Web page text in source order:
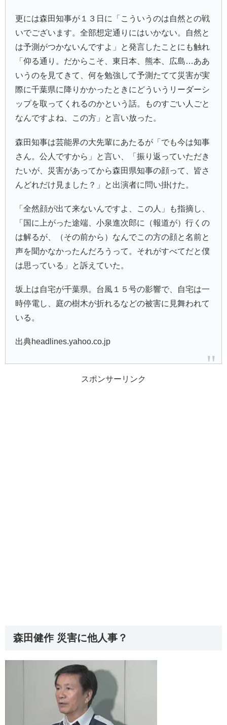
更には森田知事が１３日に「こういうのは自然との戦
いでございます。全部想定通りにはいかない。自然と
は予測がつかないんですよ」と発言したことにも触れ
「仰る通り。だからこそ、東日本、熊本、広島…ああ
いうのを見てきて、何を勉強して予測たてて災害が実
際に千葉県に降りかかったときにどういうリーダーシ
ップを取ってくれるのかという話。ものすごい人ごと
なんですよね、この方」と言い放った。
森田知事は芸能界の大先輩にあたるが「でも今は知事
さん。公人ですから」と言い、「振り返っていただき
たいが、災害があってから森田県知事の顔って、皆さ
んどれだけ見ました？」と出演者に問い掛けた。
「全然顔が出て来ないんですよ、この人」も指摘し、
「国に上がった途端、小泉進次郎に（報道が）行くの
は解るが、（その前から）なんでこの方の顔と名前と
声を聞かなかったんだろうって。それがすべてだと僕
は思っている」と訴えていた。
坂上は自宅が千葉県。台風１５号の影響で、自宅は一
時停電し、庭の樹木が折れるなどの被害に見舞われて
いる。
出典headlines.yahoo.co.jp
スポンサーリンク
森田健作 災害に他人事？